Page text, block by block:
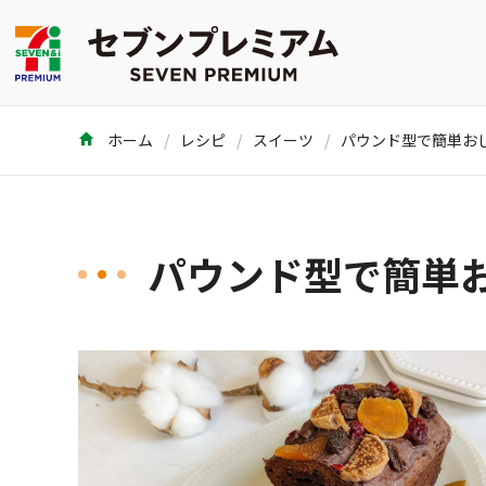
ホーム レシピ スイーツ
パウンド型で簡単